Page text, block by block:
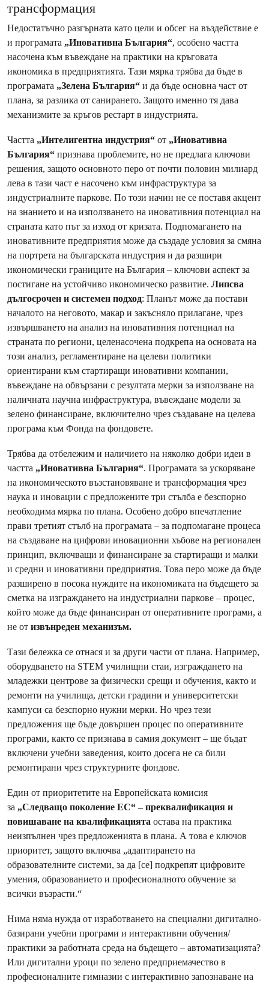
трансформация
Недостатъчно разгърната като цели и обсег на въздействие е
и програмата „Иновативна България“, особено частта
насочена към въвеждане на практики на кръговата
икономика в предприятията. Тази мярка трябва да бъде в
програмата „Зелена България“ и да бъде основна част от
плана, за разлика от санирането. Защото именно тя дава
механизмите за кръгов рестарт в индустрията.
Частта „Интелигентна индустрия“ от „Иновативна
България“ признава проблемите, но не предлага ключови
решения, защото основното перо от почти половин милиард
лева в тази част е насочено към инфраструктура за
индустриалните паркове. По този начин не се поставя акцент
на знанието и на използването на иновативния потенциал на
страната като път за изход от кризата. Подпомагането на
иновативните предприятия може да създаде условия за смяна
на портрета на българската индустрия и да разшири
икономически границите на България – ключови аспект за
постигане на устойчиво икономическо развитие. Липсва
дългосрочен и системен подход: Планът може да постави
началото на неговото, макар и закъсняло прилагане, чрез
извършването на анализ на иновативния потенциал на
страната по региони, целенасочена подкрепа на основата на
този анализ, регламентиране на целеви политики
ориентирани към стартиращи иновативни компании,
въвеждане на обвързани с резултата мерки за използване на
наличната научна инфраструктура, въвеждане модели за
зелено финансиране, включително чрез създаване на целева
програма към Фонда на фондовете.
Трябва да отбележим и наличието на няколко добри идеи в
частта „Иновативна България“. Програмата за ускоряване
на икономическото възстановяване и трансформация чрез
наука и иновации с предложените три стълба е безспорно
необходима мярка по плана. Особено добро впечатление
прави третият стълб на програмата – за подпомагане процеса
на създаване на цифрови иновационни хъбове на регионален
принцип, включващи и финансиране за стартиращи и малки
и средни и иновативни предприятия. Това перо може да бъде
разширено в посока нуждите на икономиката на бъдещето за
сметка на изграждането на индустриални паркове – процес,
който може да бъде финансиран от оперативните програми, а
не от извънреден механизъм.
Тази бележка се отнася и за други части от плана. Например,
оборудването на STEM училищни стаи, изграждането на
младежки центрове за физически срещи и обучения, както и
ремонти на училища, детски градини и университетски
кампуси са безспорно нужни мерки. Но чрез тези
предложения ще бъде довършен процес по оперативните
програми, както се признава в самия документ – ще бъдат
включени учебни заведения, които досега не са били
ремонтирани чрез структурните фондове.
Един от приоритетите на Европейската комисия
за „Следващо поколение ЕС“ – преквалификация и
повишаване на квалификацията остава на практика
неизпълнен чрез предложенията в плана. А това е ключов
приоритет, защото включва „адаптирането на
образователните системи, за да [се] подкрепят цифровите
умения, образованието и професионалното обучение за
всички възрасти.“
Нима няма нужда от изработването на специални дигитално-
базирани учебни програми и интерактивни обучения/
практики за работната среда на бъдещето – автоматизацията?
Или дигитални уроци по зелено предприемачество в
професионалните гимназии с интерактивно запознаване на